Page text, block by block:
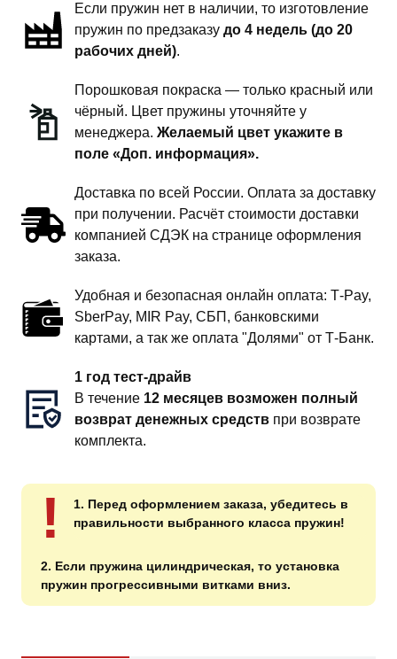
дюйма
комфорт
Если пружин нет в наличии, то изготовление
пружин по предзаказу до 4 недель (до 20
рабочих дней).
Порошковая покраска — только красный или
чёрный. Цвет пружины уточняйте у
менеджера. Желаемый цвет укажите в
поле «Доп. информация».
Доставка по всей России. Оплата за доставку
при получении. Расчёт стоимости доставки
компанией СДЭК на странице оформления
заказа.
Удобная и безопасная онлайн оплата: T‑Pay,
SberPay, MIR Pay, СБП, банковскими
картами, а так же оплата "Долями" от Т-Банк.
1 год тест-драйв
В течение 12 месяцев возможен полный
возврат денежных средств при возврате
комплекта.
!
1. Перед оформлением заказа, убедитесь в
правильности выбранного класса пружин!
2. Если пружина цилиндрическая, то установка
пружин прогрессивными витками вниз.